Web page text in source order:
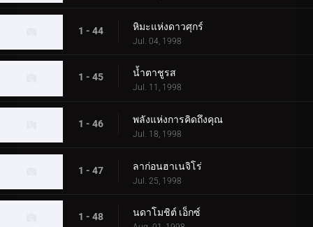
1 - 44 หิมะแห่งดาวศุกร์
Jul. 04, 1998
1 - 45 น้ำตาชูรส
Jul. 11, 1998
1 - 46 พลังแห่งการคิดถึงคุณ
Jul. 18, 1998
1 - 47 ลาก่อนฮาเนจิโร่
Jul. 25, 1998
1 - 48 นดาโมชิต์ เอ็กซ์